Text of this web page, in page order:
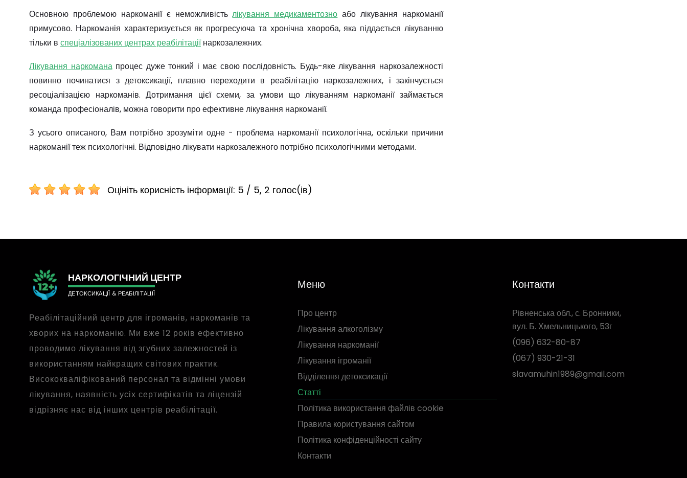
Основною проблемою наркоманії є неможливістьлікування медикаментозно або лікування наркоманії
примусово. Наркоманія характеризується як прогресуюча та хронічна хвороба, яка піддається лікуванню
тільки в спеціалізованих центрах реабілітаціїнаркозалежних.
Лікування наркоманапроцес дуже тонкий і має свою послідовність. Будь-яке лікування наркозалежності
повинно починатися з детоксикації, плавно переходити в реабілітацію наркозалежних, і закінчується
ресоціалізацією наркоманів. Дотримання цієї схеми, за умови що лікуванням наркоманії займається
команда професіоналів, можна говорити про ефективне лікування наркоманії.
З усього описаного, Вам потрібно зрозуміти одне - проблема наркоманії психологічна, оскільки причини
наркоманії теж психологічні. Відповідно лікувати наркозалежного потрібно психологічними методами.
Оцініть корисність інформації: 5 / 5, 2 голос(ів)
НАРКОЛОГІЧНИЙ ЦЕНТР
ДЕТОКСИКАЦІЇ & РЕАБІЛІТАЦІЇ
Реабілітаційний центр для ігроманів, наркоманів та
хворих на наркоманію. Ми вже 12 років ефективно
проводимо лікування від згубних залежностей із
використанням найкращих світових практик.
Висококваліфікований персонал та відмінні умови
лікування, наявність усіх сертифікатів та ліцензій
відрізняє нас від інших центрів реабілітації.
Меню
Про центр
Лікування алкоголізму
Лікування наркоманії
Лікування ігроманії
Відділення детоксикації
Статті
Політика використання файлів cookie
Правила користування сайтом
Політика конфіденційності сайту
Контакти
Контакти
Рівненська обл., с. Бронники,
вул. Б. Хмельницького, 53г
(096) 632-80-87
(067) 930-21-31
slavamuhin1989@gmail.com